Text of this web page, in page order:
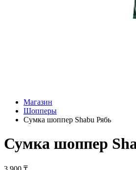
Магазин
Шопперы
Сумка шоппер Shabu Рябь
Сумка шоппер